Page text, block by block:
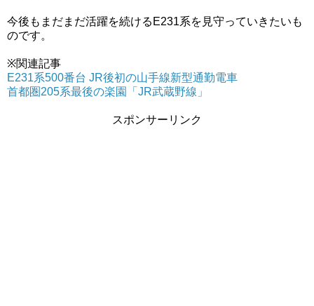
今後もまだまだ活躍を続けるE231系を見守っていきたいも
のです。
※関連記事
E231系500番台 JR後初の山手線新型通勤電車
首都圏205系最後の楽園「JR武蔵野線」
スポンサーリンク